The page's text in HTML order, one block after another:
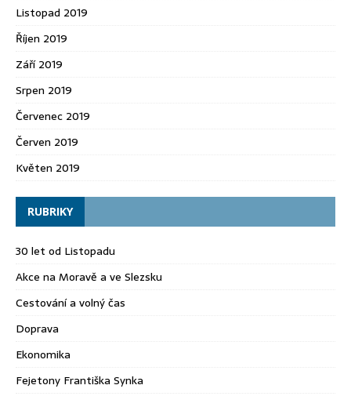
Listopad 2019
Říjen 2019
Září 2019
Srpen 2019
Červenec 2019
Červen 2019
Květen 2019
RUBRIKY
30 let od Listopadu
Akce na Moravě a ve Slezsku
Cestování a volný čas
Doprava
Ekonomika
Fejetony Františka Synka